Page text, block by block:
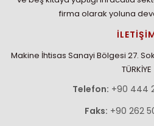
firma olarak yoluna
Makine İhtisas Sanayi Bölgesi 27.
TÜRKİYE
Telefon: +90 444
Faks: +90 262